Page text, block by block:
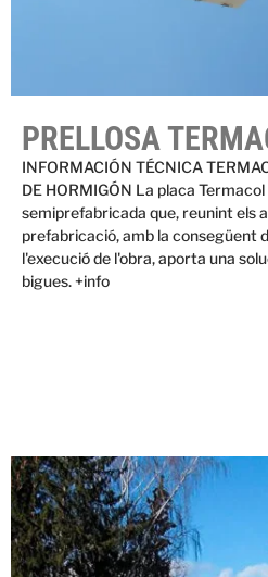
PRELLOSA
INFORMACIÓN TÉCNICA
DE HORMIGÓN La placa
semiprefabricada que, reunint els
prefabricació, amb la consegüent
l'execució de l'obra, aporta una
bigues. +info